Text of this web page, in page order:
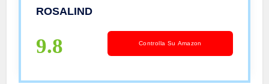
Semipermanente Beauty Gel
ROSALIND
9.8 Controlla Su Amazon